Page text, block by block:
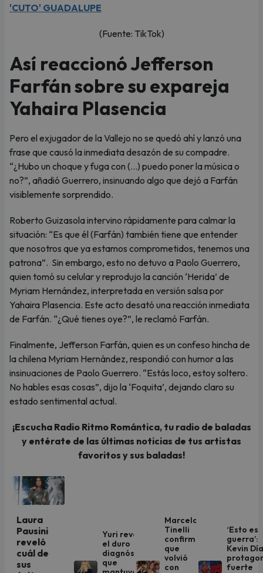
'CUTO' GUADALUPE
(Fuente: TikTok)
Así reaccionó Jefferson
Farfán sobre su expareja
Yahaira Plasencia
Pero el exjugador de la Vallejo no se quedó ahí y lanzó una
frase que causó la inmediata desazón de su compadre.
“¿Hubo un choque y fuga con (…) puedo poner la música o
no?”, añadió Guerrero, insinuando algo que dejó a Farfán
visiblemente sorprendido.
Roberto Guizasola intervino rápidamente para calmar la
situación: “Es que él (Farfán) también tiene que entender
que nosotros que ya estamos comprometidos, tenemos una
patrona”. Sin embargo, esto no detuvo a Paolo Guerrero,
quien tomó su celular y reprodujo la canción ‘Herida’ de
Myriam Hernández, interpretada en versión salsa por
Yahaira Plasencia. Este acto desató una reacción inmediata
de Farfán. “¿Qué tienes oye?”, le reclamó Farfán.
Finalmente, Jefferson Farfán, quien es un confeso hincha de
la chilena Myriam Hernández, respondió con humor a las
insinuaciones de Paolo Guerrero. “Estás loco, estoy soltero.
No hables esas cosas”, dijo la ‘Foquita’, dejando claro su
estado sentimental actual.
¡Escucha Radio Ritmo Romántica, tu radio de baladas
y entérate de las últimas noticias de tus artistas
favoritos y sus baladas!
Laura
Pausini
reveló
cuál de
sus
Yuri revela
el duro
diagnóstico
que
Marcelo
Tinelli
confirma
que
volvió
con
‘Esto es
guerra’:
Kevin
fuerte